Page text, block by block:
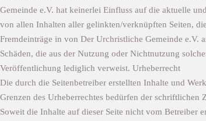
Gemeinde e.V. hat keinerlei Einfluss auf die aktuelle
von allen Inhalten aller gelinkten/verknüpften Seiten,
Fremdeinträge in von Der Urchristliche Gemeinde e.V.
Schäden, die aus der Nutzung oder Nichtnutzung
Veröffentlichung lediglich verweist. Urheberrecht
Die durch die Seitenbetreiber erstellten Inhalte und
Grenzen des Urheberrechtes bedürfen der
Soweit die Inhalte auf dieser Seite nicht vom Betreiber